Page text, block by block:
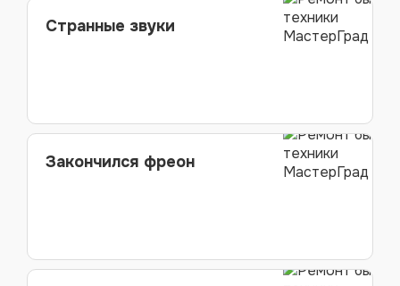
Странные звуки
Закончился фреон